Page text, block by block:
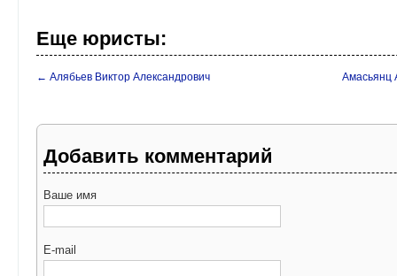
Еще юристы:
← Алябьев Виктор Александрович Амасьянц
Добавить комментарий
Ваше имя
E-mail